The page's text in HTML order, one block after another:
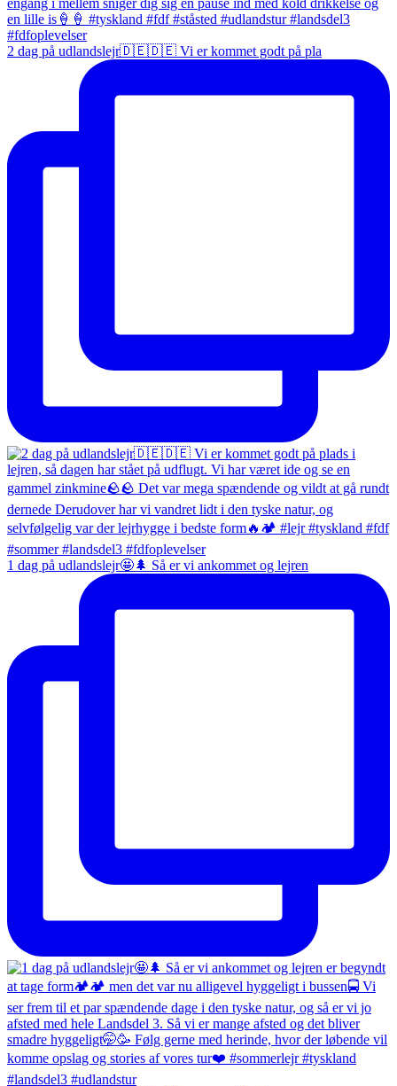
2 dag på udlandslejr🇩🇪🇩🇪 Vi er kommet godt på pla
1 dag på udlandslejr🤩🌲 Så er vi ankommet og lejren